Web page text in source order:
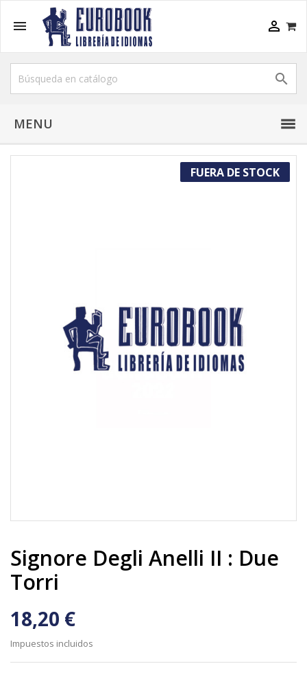
 

MENU
FUERA DE STOCK
Signore Degli Anelli II : Due
Torri
18,20 €
Impuestos incluidos